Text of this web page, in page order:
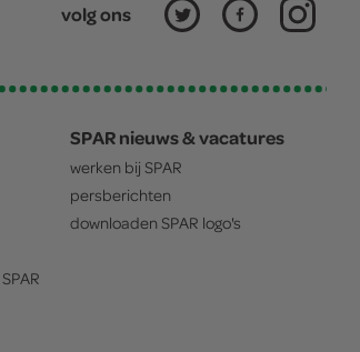
volg ons
SPAR
SPAR nieuws & vacatures
werken bij SPAR
persberichten
downloaden SPAR logo's